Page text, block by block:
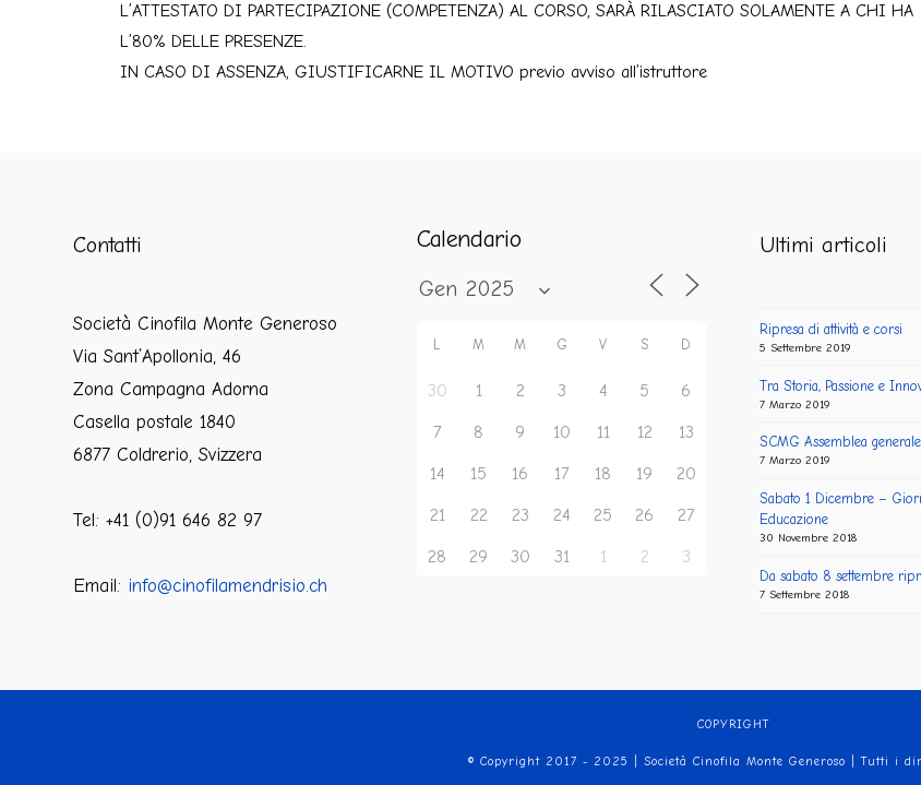
L’ATTESTATO DI PARTECIPAZIONE (COMPETENZA) AL CORSO, SARÀ RILASCIATO SOLAMENTE A CHI HA
L’80% DELLE PRESENZE.
IN CASO DI ASSENZA, GIUSTIFICARNE IL MOTIVO previo avviso all’istruttore
Contatti
Società Cinofila Monte Generoso
Via Sant’Apollonia, 46
Zona Campagna Adorna
Casella postale 1840
6877 Coldrerio, Svizzera
Tel: +41 (0)91 646 82 97
Email: info@cinofilamendrisio.ch
Calendario
L M M G V S D
30 1 2 3 4 5 6
7 8 9 10 11 12 13
14 15 16 17 18 19 20
21 22 23 24 25 26 27
28 29 30 31 1 2 3
Ultimi articoli
Ripresa di attività e corsi
5 Settembre 2019
Tra Storia, Passione e
7 Marzo 2019
SCMG Assemblea
7 Marzo 2019
Sabato 1 Dicembre –
Educazione
30 Novembre 2018
Da sabato 8 settembre
7 Settembre 2018
COPYRIGHT
© Copyright 2017 - 2025 | Società Cinofila Monte Generoso | Tutti i